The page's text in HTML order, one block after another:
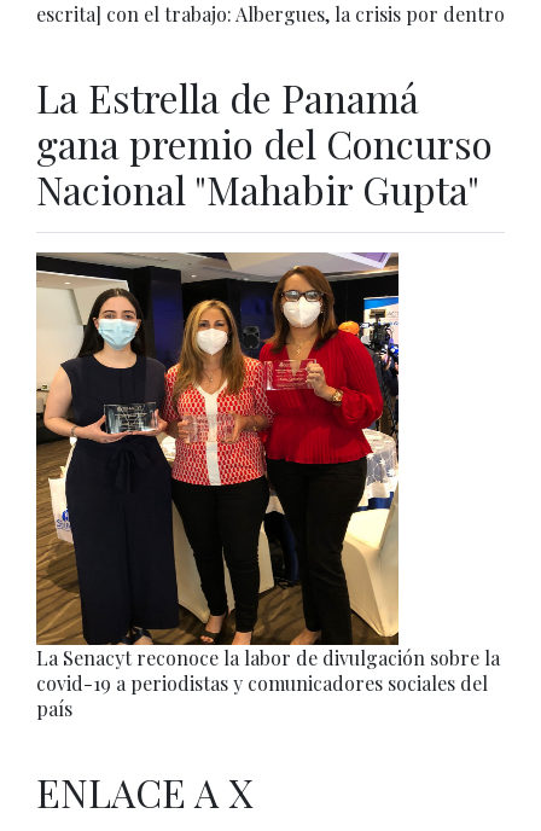
escrita] con el trabajo: Albergues, la crisis por dentro
La Estrella de Panamá
gana premio del Concurso
Nacional "Mahabir Gupta"
La Senacyt reconoce la labor de divulgación sobre la
covid-19 a periodistas y comunicadores sociales del
país
ENLACE A X